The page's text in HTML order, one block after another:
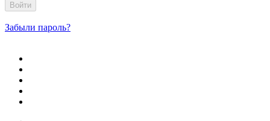
Войти
Забыли пароль?